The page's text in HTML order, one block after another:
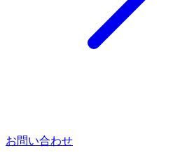
お問い合わせ